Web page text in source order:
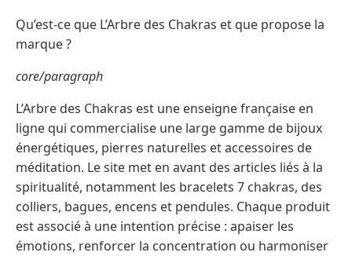
Qu’est-ce que L’Arbre des Chakras et que propose la
marque ?
core/paragraph
L’Arbre des Chakras est une enseigne française en
ligne qui commercialise une large gamme de bijoux
énergétiques, pierres naturelles et accessoires de
méditation. Le site met en avant des articles liés à la
spiritualité, notamment les bracelets 7 chakras, des
colliers, bagues, encens et pendules. Chaque produit
est associé à une intention précise : apaiser les
émotions, renforcer la concentration ou harmoniser